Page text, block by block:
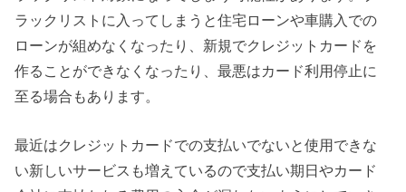
ラックリストに入ってしまうと住宅ローンや車購入での
ローンが組めなくなったり、新規でクレジットカードを
作ることができなくなったり、最悪はカード利用停止に
至る場合もあります。
最近はクレジットカードでの支払いでないと使用できな
い新しいサービスも増えているので支払い期日やカード